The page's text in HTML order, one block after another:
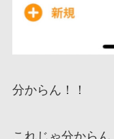
分からん！！
これじゃ分からん